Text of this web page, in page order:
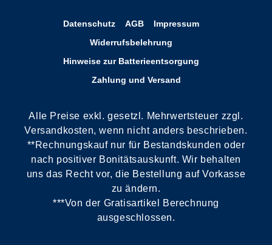
Datenschutz AGB
Impressum
Widerrufsbelehrung
Hinweise zur Batterieentsorgung
Zahlung und Versand
Alle Preise exkl. gesetzl. Mehrwertsteuer zzgl.
Versandkosten, wenn nicht anders beschrieben.
**Rechnungskauf nur für Bestandskunden oder
nach positiver Bonitätsauskunft. Wir behalten
uns das Recht vor, die Bestellung auf Vorkasse
zu ändern.
***Von der Gratisartikel Berechnung
ausgeschlossen.